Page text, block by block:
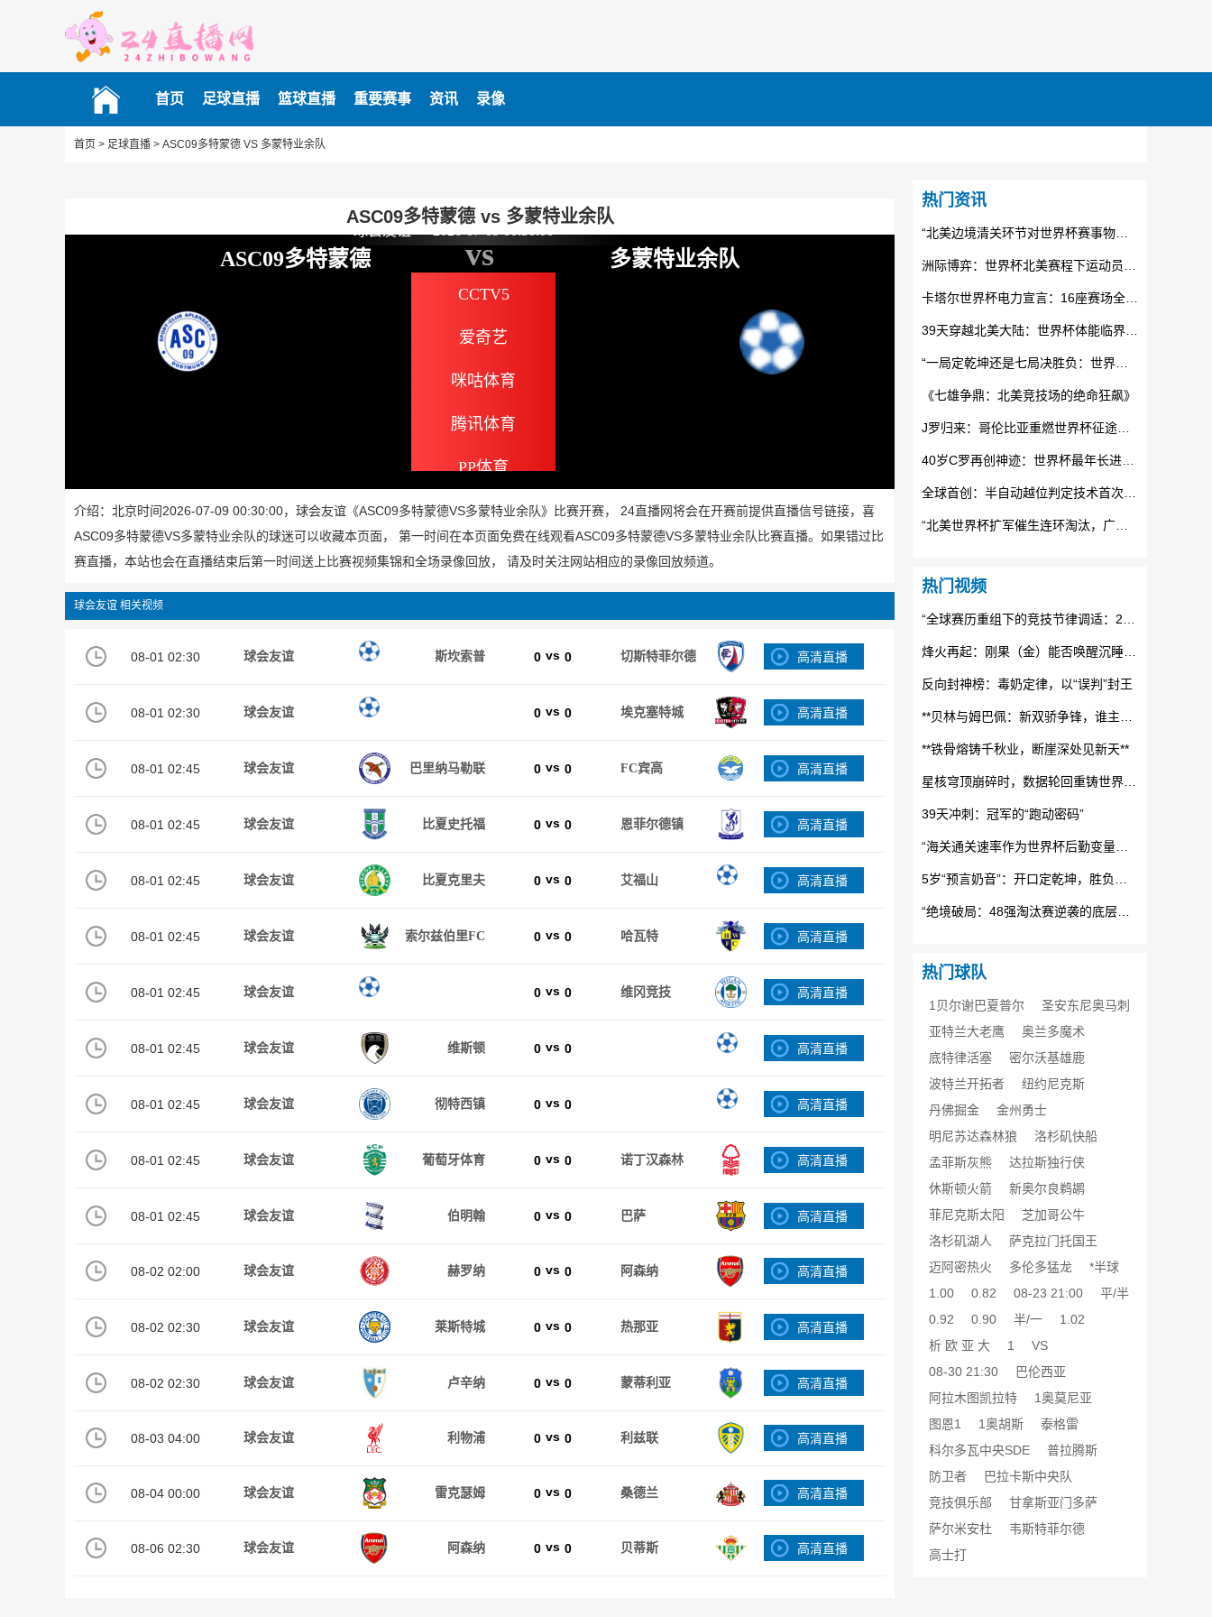
首页 足球直播 篮球直播 重要赛事 资讯 录像
首页 > 足球直播 > ASC09多特蒙德 VS 多蒙特业余队
ASC09多特蒙德 vs 多蒙特业余队
ASC09多特蒙德 vs 多蒙特业余队
CCTV5
爱奇艺
咪咕体育
腾讯体育
PP体育
介绍：北京时间2026-07-09 00:30:00，球会友谊《ASC09多特蒙德VS多蒙特业余队》比赛开赛， 24直播网将会在开赛前提供直播信号链接，喜
ASC09多特蒙德VS多蒙特业余队的球迷可以收藏本页面， 第一时间在本页面免费在线观看ASC09多特蒙德VS多蒙特业余队比赛直播。如果错过比
赛直播，本站也会在直播结束后第一时间送上比赛视频集锦和全场录像回放， 请及时关注网站相应的录像回放频道。
球会友谊 相关视频
08-01 02:30 球会友谊 斯坎索普 0 vs 0 切斯特菲尔德 高清直播
08-01 02:30 球会友谊 0 vs 0 埃克塞特城 高清直播
08-01 02:45 球会友谊 巴里纳马勒联 0 vs 0 FC宾高 高清直播
08-01 02:45 球会友谊 比夏史托福 0 vs 0 恩菲尔德镇 高清直播
08-01 02:45 球会友谊 比夏克里夫 0 vs 0 艾福山 高清直播
08-01 02:45 球会友谊 索尔兹伯里FC 0 vs 0 哈瓦特 高清直播
08-01 02:45 球会友谊 0 vs 0 维冈竞技 高清直播
08-01 02:45 球会友谊 维斯顿 0 vs 0 高清直播
08-01 02:45 球会友谊 彻特西镇 0 vs 0 高清直播
08-01 02:45 球会友谊 葡萄牙体育 0 vs 0 诺丁汉森林 高清直播
08-01 02:45 球会友谊 伯明翰 0 vs 0 巴萨 高清直播
08-02 02:00 球会友谊 赫罗纳 0 vs 0 阿森纳 高清直播
08-02 02:30 球会友谊 莱斯特城 0 vs 0 热那亚 高清直播
08-02 02:30 球会友谊 卢辛纳 0 vs 0 蒙蒂利亚 高清直播
08-03 04:00 球会友谊 利物浦 0 vs 0 利兹联 高清直播
08-04 00:00 球会友谊 雷克瑟姆 0 vs 0 桑德兰 高清直播
08-06 02:30 球会友谊 阿森纳 0 vs 0 贝蒂斯 高清直播
热门资讯
《七雄争鼎：北美竞技场的绝命狂飙》
热门视频
反向封神榜：毒奶定律，以“误判”封王
**铁骨熔铸千秋业，断崖深处见新天**
39天冲刺：冠军的“跑动密码”
热门球队
1贝尔谢巴夏普尔
圣安东尼奥马刺
亚特兰大老鹰
奥兰多魔术
底特律活塞
密尔沃基雄鹿
波特兰开拓者
纽约尼克斯
丹佛掘金
金州勇士
明尼苏达森林狼
洛杉矶快船
孟菲斯灰熊
达拉斯独行侠
休斯顿火箭
新奥尔良鹈鹕
菲尼克斯太阳
芝加哥公牛
洛杉矶湖人
萨克拉门托国王
迈阿密热火
多伦多猛龙
*半球
1.00
0.82 08-23 21:00
平/半
0.92
0.90 半/一
1.02
析 欧 亚 大
1
VS
08-30 21:30
巴伦西亚
阿拉木图凯拉特
1奥莫尼亚
图恩1
1奥胡斯
泰格雷
科尔多瓦中央SDE
普拉腾斯
防卫者
巴拉卡斯中央队
竞技俱乐部
甘拿斯亚门多萨
萨尔米安杜
韦斯特菲尔德
高士打